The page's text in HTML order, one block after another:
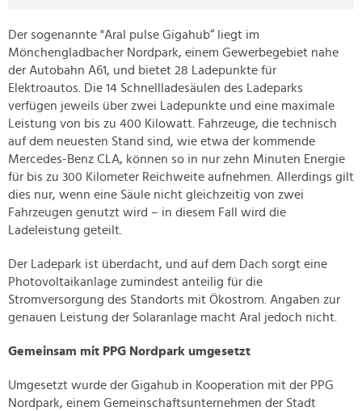
Der sogenannte "Aral pulse Gigahub“ liegt im
Mönchengladbacher Nordpark, einem Gewerbegebiet nahe
der Autobahn A61, und bietet 28 Ladepunkte für
Elektroautos. Die 14 Schnellladesäulen des Ladeparks
verfügen jeweils über zwei Ladepunkte und eine maximale
Leistung von bis zu 400 Kilowatt. Fahrzeuge, die technisch
auf dem neuesten Stand sind, wie etwa der kommende
Mercedes-Benz CLA, können so in nur zehn Minuten Energie
für bis zu 300 Kilometer Reichweite aufnehmen. Allerdings gilt
dies nur, wenn eine Säule nicht gleichzeitig von zwei
Fahrzeugen genutzt wird – in diesem Fall wird die
Ladeleistung geteilt.
Der Ladepark ist überdacht, und auf dem Dach sorgt eine
Photovoltaikanlage zumindest anteilig für die
Stromversorgung des Standorts mit Ökostrom. Angaben zur
genauen Leistung der Solaranlage macht Aral jedoch nicht.
Gemeinsam mit PPG Nordpark umgesetzt
Umgesetzt wurde der Gigahub in Kooperation mit der PPG
Nordpark, einem Gemeinschaftsunternehmen der Stadt